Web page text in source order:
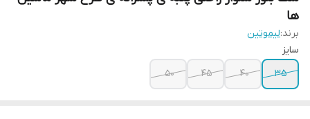
ها
برند:لیموتین
سایز
۳۵
۴۰ ۴۵ ۵۰